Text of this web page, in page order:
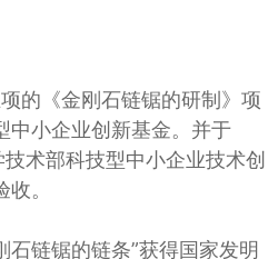
的《金刚石链锯的研制》项
中小企业创新基金。并于
术部科技型中小企业技术创
。
石链锯的链条”获得国家发明